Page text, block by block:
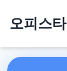
오피스타